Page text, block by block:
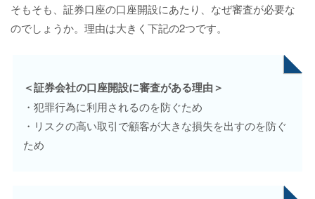
そもそも、証券口座の口座開設にあたり、なぜ審査が必要な
のでしょうか。理由は大きく下記の2つです。
＜証券会社の口座開設に審査がある理由＞
・犯罪行為に利用されるのを防ぐため
・リスクの高い取引で顧客が大きな損失を出すのを防ぐ
ため